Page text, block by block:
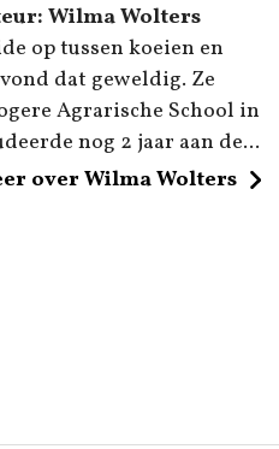
Wilma Wolters
op tussen koeien en
dat geweldig. Ze
Agrarische School in
nog 2 jaar aan de...
over Wilma Wolters